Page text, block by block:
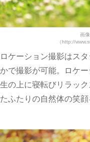
画
（http://
ロケーション撮影はス
かで撮影が可能。ロケ
生の上に寝転びリラッ
たふたりの自然体の笑顔